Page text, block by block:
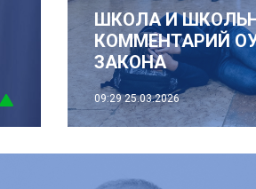
ШКОЛА И
КОММЕНТАРИЙ
ЗАКОНА
09:29 25.03.2026